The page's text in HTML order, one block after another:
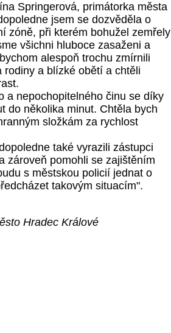
Springerová, primátorka města
jsem se dozvěděla o
zóně, při kterém bohužel zemřely
všichni hluboce zasaženi a
alespoň trochu zmírnili
rodiny a blízké obětí a chtěli
a nepochopitelného činu se díky
do několika minut. Chtěla bych
složkám za rychlost
také vyrazili zástupci
zároveň pomohli se zajištěním
s městskou policií jednat o
takovým situacím".
Hradec Králové